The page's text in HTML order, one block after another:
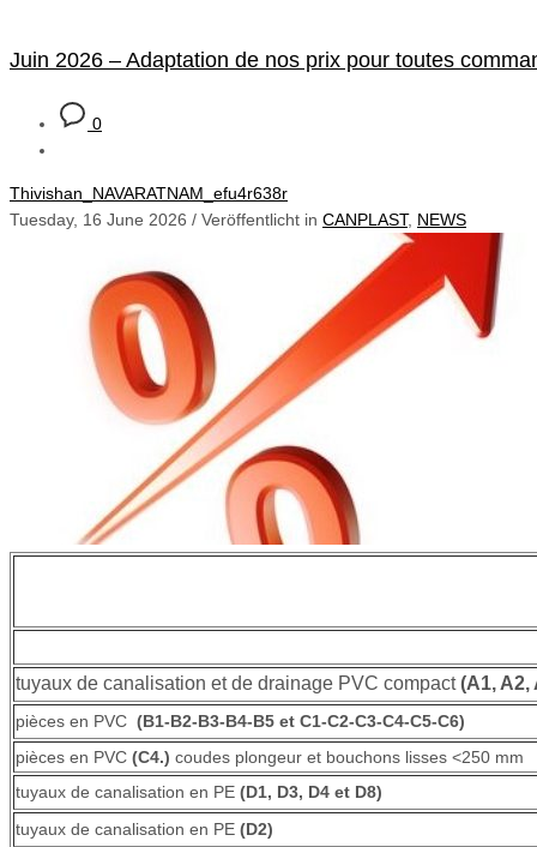
Juin 2026 – Adaptation de nos prix pour toutes
0
Thivishan_NAVARATNAM_efu4r638r
Tuesday, 16 June 2026 / Veröffentlicht in CANPLAST, NEWS
tuyaux de canalisation et de drainage PVC compact(A1, A2,
pièces en PVC (B1-B2-B3-B4-B5 et C1-C2-C3-C4-C5-C6)
pièces en PVC (C4.) coudes plongeur et bouchons lisses <250 mm
tuyaux de canalisation en PE (D1, D3, D4 et D8)
tuyaux de canalisation en PE (D2)